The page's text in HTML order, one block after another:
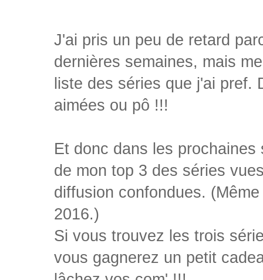
J'ai pris un peu de retard
dernières semaines, mais
liste des séries que j'ai
aimées ou pô !!!
Et donc dans les
de mon top 3 des séries
diffusion confondues.
2016.)
Si vous trouvez les trois
vous gagnerez un petit